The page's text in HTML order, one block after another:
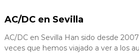
AC/DC en Sevilla
AC/DC en Sevilla Han sido desde
veces que hemos viajado a ver a los